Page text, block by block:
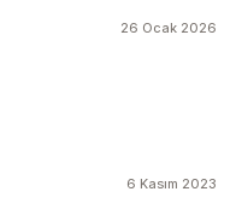
26 Ocak 2026
6 Kasım 2023